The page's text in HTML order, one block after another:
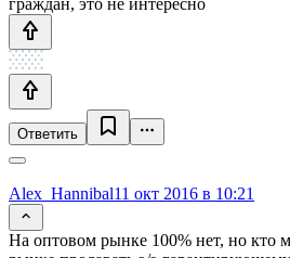
Ответить
Alex_Hannibal11 окт 2016 в 10:21
На оптовом рынке 100% нет, но кто